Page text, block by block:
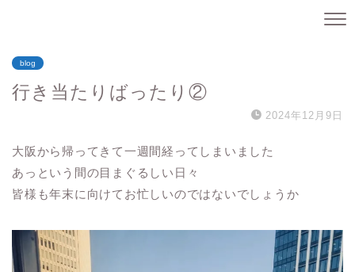
blog
行き当たりばったり②
2024年12月9日
大阪から帰ってきて一週間経ってしまいました
あっという間の目まぐるしい日々
皆様も年末に向けてお忙しいのではないでしょうか